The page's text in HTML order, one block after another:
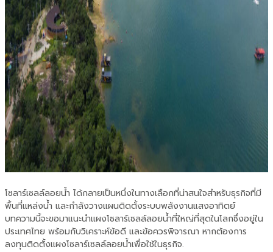
โซลาร์เซลล์ลอยน้ำ ได้กลายเป็นหนึ่งในทางเลือกที่น่าสนใจสำหรับธุรกิจที่มี
พื้นที่แหล่งน้ำ และกำลังวางแผนติดตั้งระบบพลังงานแสงอาทิตย์
บทความนี้จะขอมาแนะนำแผงโซลาร์เซลล์ลอยน้ำที่ใหญ่ที่สุดในโลกซึ่งอยู่ใน
ประเทศไทย พร้อมกับวิเคราะห์ข้อดี และข้อควรพิจารณา หากต้องการ
ลงทุนติดตั้งแผงโซลาร์เซลล์ลอยน้ำเพื่อใช้ในธุรกิจ.